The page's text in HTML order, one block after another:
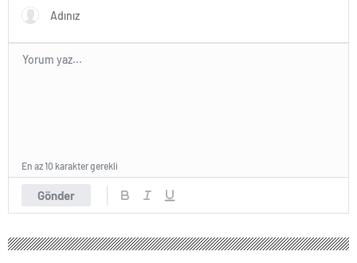
Gönder
En az 10 karakter gerekli